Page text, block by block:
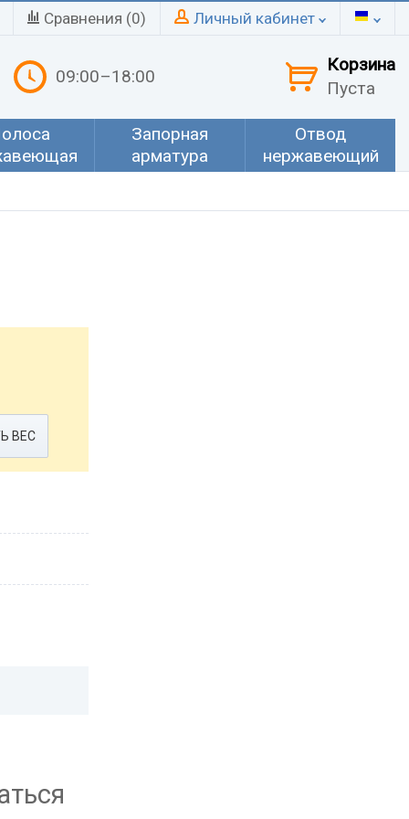
Сравнения (0) Личный кабинет
09:00–18:00
Корзина
Пуста
Запорная
арматура
Отвод
нержавеющий
ВЕС